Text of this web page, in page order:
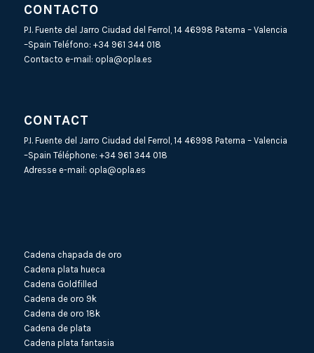
CONTACTO
P.I. Fuente del Jarro Ciudad del Ferrol, 14 46998 Paterna – Valencia
–Spain Teléfono: +34 961 344 018
Contacto e-mail: opla@opla.es
CONTACT
P.I. Fuente del Jarro Ciudad del Ferrol, 14 46998 Paterna – Valencia
–Spain Téléphone: +34 961 344 018
Adresse e-mail: opla@opla.es
Cadena chapada de oro
Cadena plata hueca
Cadena Goldfilled
Cadena de oro 9k
Cadena de oro 18k
Cadena de plata
Cadena plata fantasia